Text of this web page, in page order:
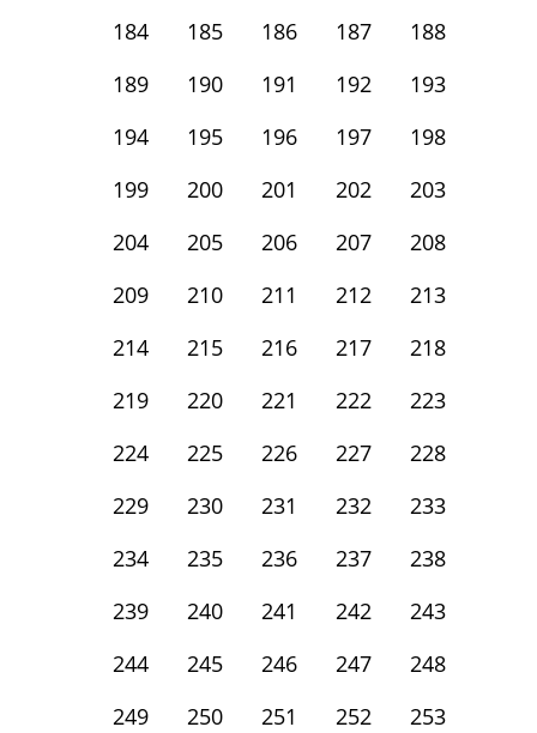
184
185 186 187
188
189
190 191 192
193
194
195 196 197
198
199
200 201 202
203
204
205 206 207
208
209
210 211 212
213
214
215 216 217
218
219
220 221 222
223
224
225 226 227
228
229
230 231 232
233
234
235 236 237
238
239
240 241 242
243
244
245 246 247
248
249
250 251 252
253